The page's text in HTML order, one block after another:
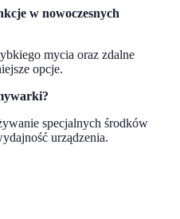
w nowoczesnych
mycia oraz zdalne
opcje.
specjalnych środków
urządzenia.